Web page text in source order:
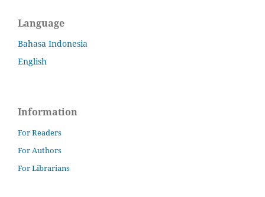
Language
Bahasa Indonesia
English
Information
For Readers
For Authors
For Librarians